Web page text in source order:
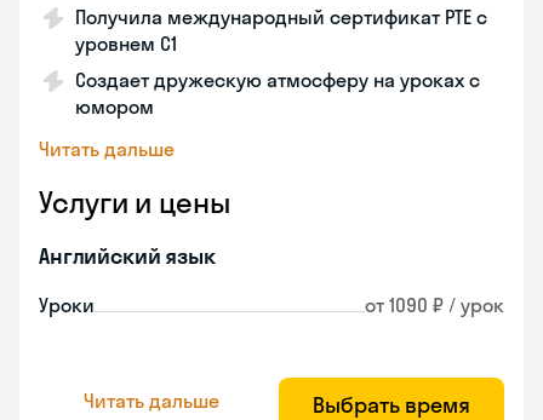
Получила международный сертификат PTE с
уровнем C1
Создает дружескую атмосферу на уроках с
юмором
Читать дальше
Услуги и цены
Английский язык
Уроки от 1090 ₽ / урок
Читать дальше Выбрать время